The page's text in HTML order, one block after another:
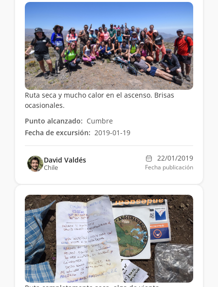
Ruta seca y mucho calor en el ascenso. Brisas
ocasionales.
Punto alcanzado: Cumbre
Fecha de excursión: 2019-01-19
David Valdés
Chile
22/01/2019
Fecha publicación